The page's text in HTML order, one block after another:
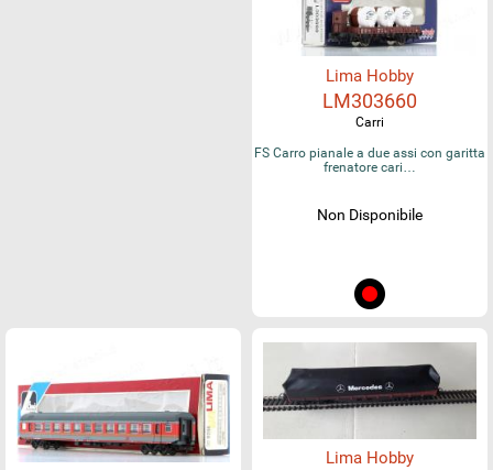
Lima Hobby
LM303660
Carri
FS Carro pianale a due assi con garitta
frenatore cari…
Non Disponibile
Lima Hobby